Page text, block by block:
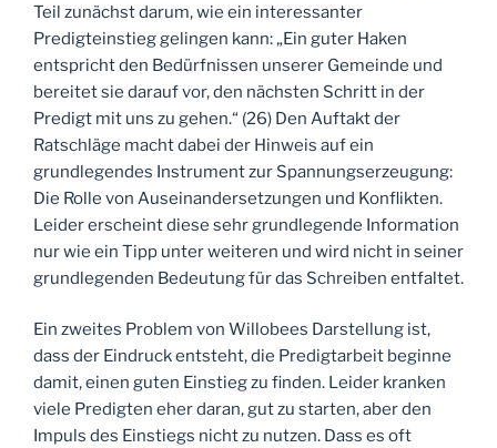
Teil zunächst darum, wie ein interessanter
Predigteinstieg gelingen kann: „Ein guter Haken
entspricht den Bedürfnissen unserer Gemeinde und
bereitet sie darauf vor, den nächsten Schritt in der
Predigt mit uns zu gehen.“ (26) Den Auftakt der
Ratschläge macht dabei der Hinweis auf ein
grundlegendes Instrument zur Spannungserzeugung:
Die Rolle von Auseinandersetzungen und Konflikten.
Leider erscheint diese sehr grundlegende Information
nur wie ein Tipp unter weiteren und wird nicht in seiner
grundlegenden Bedeutung für das Schreiben entfaltet.
Ein zweites Problem von Willobees Darstellung ist,
dass der Eindruck entsteht, die Predigtarbeit beginne
damit, einen guten Einstieg zu finden. Leider kranken
viele Predigten eher daran, gut zu starten, aber den
Impuls des Einstiegs nicht zu nutzen. Dass es oft